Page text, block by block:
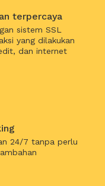
terpercaya
sistem SSL
yang dilakukan
dan internet
24/7 tanpa perlu